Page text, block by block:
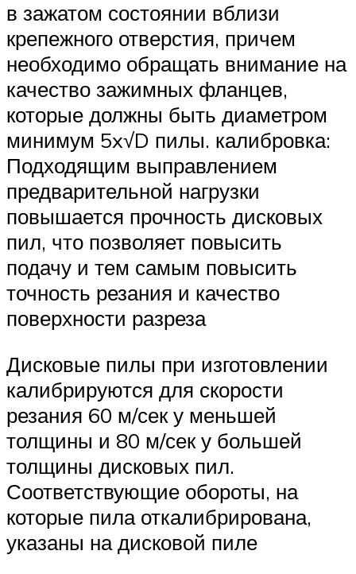
в зажатом состоянии вблизи
крепежного отверстия, причем
необходимо обращать внимание на
качество зажимных фланцев,
которые должны быть диаметром
минимум 5x√D пилы. калибровка:
Подходящим выправлением
предварительной нагрузки
повышается прочность дисковых
пил, что позволяет повысить
подачу и тем самым повысить
точность резания и качество
поверхности разреза
Дисковые пилы при изготовлении
калибрируются для скорости
резания 60 м/сек у меньшей
толщины и 80 м/сек у большей
толщины дисковых пил.
Соответствующие обороты, на
которые пила откалибрирована,
указаны на дисковой пиле